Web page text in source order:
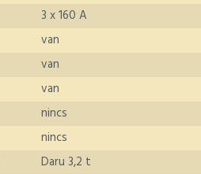
3 x 160 A
van
van
van
nincs
nincs
Daru 3,2 t